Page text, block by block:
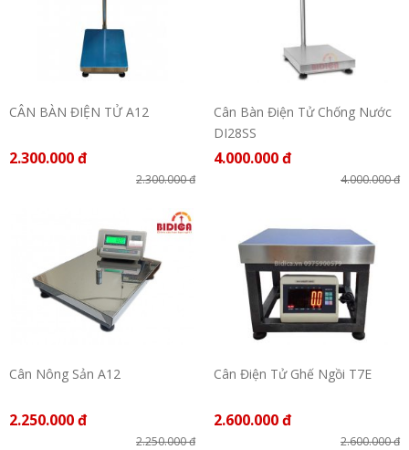
CÂN BÀN ĐIỆN TỬ A12
2.300.000 đ
2.300.000 đ
Cân Bàn Điện Tử Chống Nước
DI28SS
4.000.000 đ
4.000.000 đ
Cân Nông Sản A12
2.250.000 đ
2.250.000 đ
Cân Điện Tử Ghế Ngồi T7E
2.600.000 đ
2.600.000 đ